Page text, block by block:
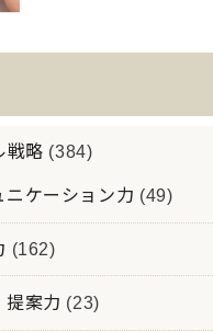
戦略 (384)
ニケーション力 (49)
(162)
提案力 (23)